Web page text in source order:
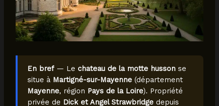
En bref— Le chateau de la motte hussonse
situe à Martigné-sur-Mayenne(département
Mayenne, région Pays de la Loire). Propriété
privée de Dick et Angel Strawbridgedepuis